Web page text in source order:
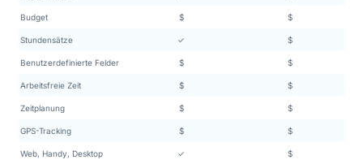
Budget $ $
Stundensätze ✓ $
Benutzerdefinierte Felder $ $
Arbeitsfreie Zeit $ $
Zeitplanung $ $
GPS-Tracking $ $
Web, Handy, Desktop ✓ $